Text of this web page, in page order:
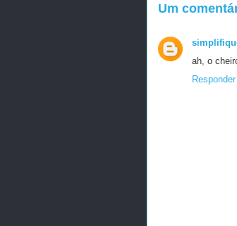
Um
ah, o
Responder